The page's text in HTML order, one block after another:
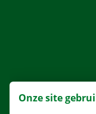
Onze site